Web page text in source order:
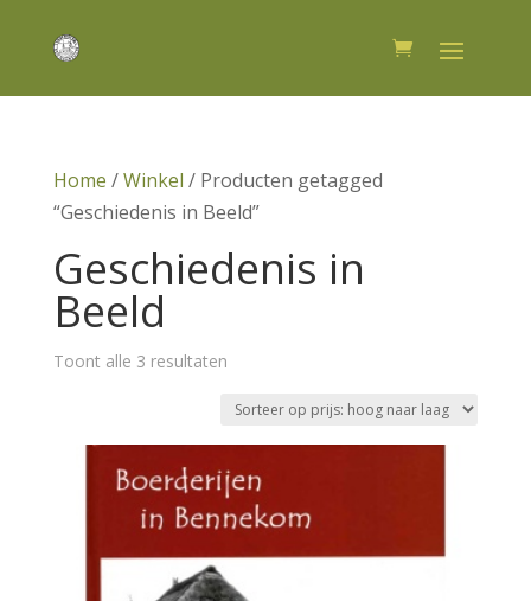
Home /Winkel / Producten getagged
“Geschiedenis in Beeld”
Geschiedenis in
Beeld
Toont alle 3 resultatenGesorteerd
naar
laag